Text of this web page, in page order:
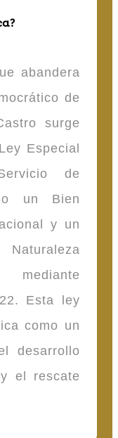
abandera
de
surge
Especial
de
un Bien
y un
mediante
Esta ley
como un
desarrollo
el rescate